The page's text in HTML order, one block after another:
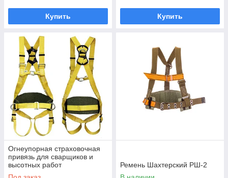
Купить Купить
Огнеупорная страховочная
привязь для сварщиков и
высотных работ
Ремень Шахтерский РШ-2